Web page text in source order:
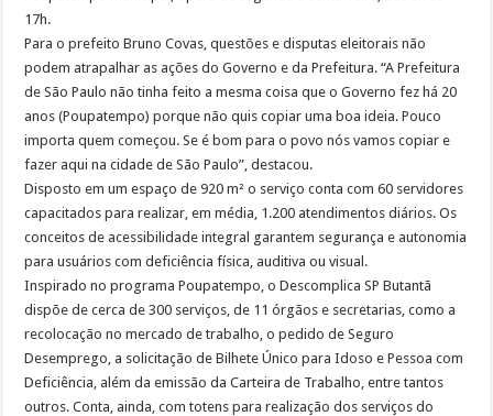
17h.
Para o prefeito Bruno Covas, questões e disputas eleitorais não
podem atrapalhar as ações do Governo e da Prefeitura. “A Prefeitura
de São Paulo não tinha feito a mesma coisa que o Governo fez há 20
anos (Poupatempo) porque não quis copiar uma boa ideia. Pouco
importa quem começou. Se é bom para o povo nós vamos copiar e
fazer aqui na cidade de São Paulo”, destacou.
Disposto em um espaço de 920 m² o serviço conta com 60 servidores
capacitados para realizar, em média, 1.200 atendimentos diários. Os
conceitos de acessibilidade integral garantem segurança e autonomia
para usuários com deficiência física, auditiva ou visual.
Inspirado no programa Poupatempo, o Descomplica SP Butantã
dispõe de cerca de 300 serviços, de 11 órgãos e secretarias, como a
recolocação no mercado de trabalho, o pedido de Seguro
Desemprego, a solicitação de Bilhete Único para Idoso e Pessoa com
Deficiência, além da emissão da Carteira de Trabalho, entre tantos
outros. Conta, ainda, com totens para realização dos serviços do